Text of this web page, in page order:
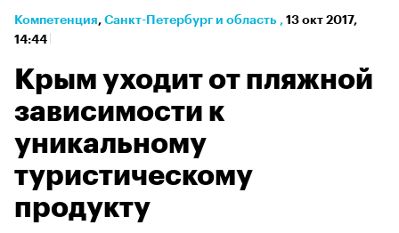
Компетенция⁠, Санкт-Петербург и область , 13 окт 2017,
14:44
Крым уходит от пляжной
зависимости к
уникальному
туристическому
продукту